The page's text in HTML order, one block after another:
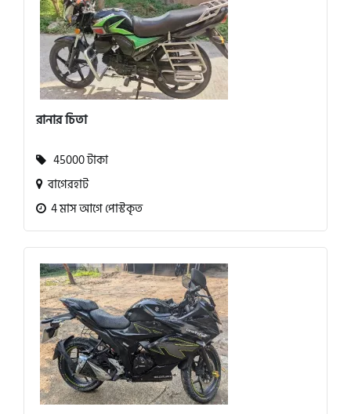
রানার চিতা
45000 টাকা
বাগেরহাট
4 মাস আগে পোস্টকৃত